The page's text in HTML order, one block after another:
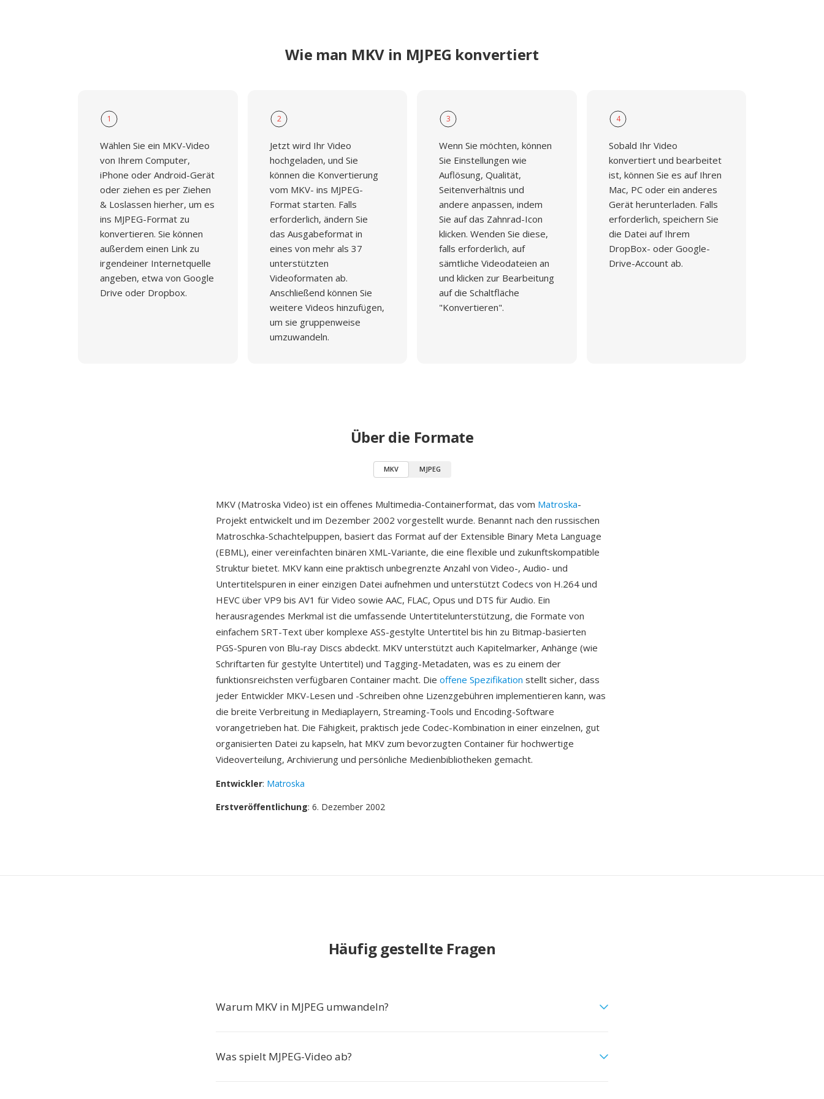
Wie man MKV in MJPEG konvertiert
1
Wählen Sie ein MKV-Video
von Ihrem Computer,
iPhone oder Android-Gerät
oder ziehen es per Ziehen
& Loslassen hierher, um es
ins MJPEG-Format zu
konvertieren. Sie können
außerdem einen Link zu
irgendeiner Internetquelle
angeben, etwa von Google
Drive oder Dropbox.
2
Jetzt wird Ihr Video
hochgeladen, und Sie
können die Konvertierung
vom MKV- ins MJPEG-
Format starten. Falls
erforderlich, ändern Sie
das Ausgabeformat in
eines von mehr als 37
unterstützten
Videoformaten ab.
Anschließend können Sie
weitere Videos hinzufügen,
um sie gruppenweise
umzuwandeln.
3
Wenn Sie möchten, können
Sie Einstellungen wie
Auflösung, Qualität,
Seitenverhältnis und
andere anpassen, indem
Sie auf das Zahnrad-Icon
klicken. Wenden Sie diese,
falls erforderlich, auf
sämtliche Videodateien an
und klicken zur Bearbeitung
auf die Schaltfläche
"Konvertieren".
4
Sobald Ihr Video
konvertiert und bearbeitet
ist, können Sie es auf Ihren
Mac, PC oder ein anderes
Gerät herunterladen. Falls
erforderlich, speichern Sie
die Datei auf Ihrem
DropBox- oder Google-
Drive-Account ab.
Über die Formate
MKV MJPEG
MKV (Matroska Video) ist ein offenes Multimedia-Containerformat, das vom Matroska-
Projekt entwickelt und im Dezember 2002 vorgestellt wurde. Benannt nach den russischen
Matroschka-Schachtelpuppen, basiert das Format auf der Extensible Binary Meta Language
(EBML), einer vereinfachten binären XML-Variante, die eine flexible und zukunftskompatible
Struktur bietet. MKV kann eine praktisch unbegrenzte Anzahl von Video-, Audio- und
Untertitelspuren in einer einzigen Datei aufnehmen und unterstützt Codecs von H.264 und
HEVC über VP9 bis AV1 für Video sowie AAC, FLAC, Opus und DTS für Audio. Ein
herausragendes Merkmal ist die umfassende Untertitelunterstützung, die Formate von
einfachem SRT-Text über komplexe ASS-gestylte Untertitel bis hin zu Bitmap-basierten
PGS-Spuren von Blu-ray Discs abdeckt. MKV unterstützt auch Kapitelmarker, Anhänge (wie
Schriftarten für gestylte Untertitel) und Tagging-Metadaten, was es zu einem der
funktionsreichsten verfügbaren Container macht. Die offene Spezifikation stellt sicher, dass
jeder Entwickler MKV-Lesen und -Schreiben ohne Lizenzgebühren implementieren kann, was
die breite Verbreitung in Mediaplayern, Streaming-Tools und Encoding-Software
vorangetrieben hat. Die Fähigkeit, praktisch jede Codec-Kombination in einer einzelnen, gut
organisierten Datei zu kapseln, hat MKV zum bevorzugten Container für hochwertige
Videoverteilung, Archivierung und persönliche Medienbibliotheken gemacht.
Entwickler: Matroska
Erstveröffentlichung: 6. Dezember 2002
Häufig gestellte Fragen
Warum MKV in MJPEG umwandeln?
Was spielt MJPEG-Video ab?